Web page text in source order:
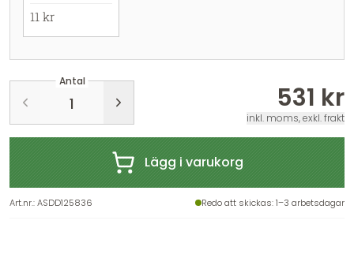
11 kr
Antal
531 kr
inkl. moms, exkl. frakt
Lägg i varukorg
Art.nr.:ASDD125836 Redo att skickas: 1–3 arbetsdagar